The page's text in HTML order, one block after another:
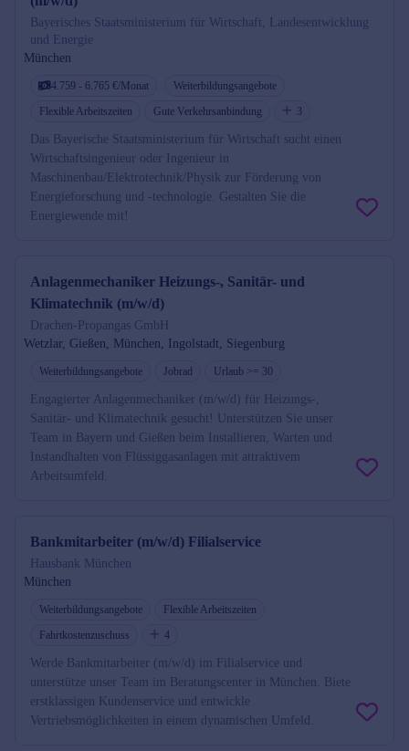
Bayerisches Staatsministerium für Wirtschaft, Landesentwicklung
und Energie
München
4.759 - 6.765 €/Monat
Weiterbildungsangebote
Flexible Arbeitszeiten
Gute Verkehrsanbindung 3
Das Bayerische Staatsministerium für Wirtschaft sucht einen
Wirtschaftsingenieur oder Ingenieur in
Maschinenbau/Elektrotechnik/Physik zur Förderung von
Energieforschung und -technologie. Gestalten Sie die
Energiewende mit!
Anlagenmechaniker Heizungs-, Sanitär- und
Klimatechnik (m/w/d)
Drachen-Propangas GmbH
Wetzlar, Gießen, München, Ingolstadt, Siegenburg
Weiterbildungsangebote Jobrad Urlaub >= 30
Engagierter Anlagenmechaniker (m/w/d) für Heizungs-,
Sanitär- und Klimatechnik gesucht! Unterstützen Sie unser
Team in Bayern und Gießen beim Installieren, Warten und
Instandhalten von Flüssiggasanlagen mit attraktivem
Arbeitsumfeld.
Bankmitarbeiter (m/w/d) Filialservice
Hausbank München
München
Weiterbildungsangebote
Flexible Arbeitszeiten
Fahrtkostenzuschuss
4
Werde Bankmitarbeiter (m/w/d) im Filialservice und
unterstütze unser Team im Beratungscenter in München. Biete
erstklassigen Kundenservice und entwickle
Vertriebsmöglichkeiten in einem dynamischen Umfeld.